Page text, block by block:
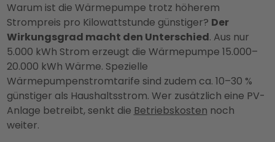
Warum ist die Wärmepumpe trotz höherem
Strompreis pro Kilowattstunde günstiger? Der
Wirkungsgrad macht den Unterschied. Aus nur
5.000 kWh Strom erzeugt die Wärmepumpe 15.000–
20.000 kWh Wärme. Spezielle
Wärmepumpenstromtarife sind zudem ca. 10–30 %
günstiger als Haushaltsstrom. Wer zusätzlich eine PV-
Anlage betreibt, senkt die Betriebskosten noch
weiter.